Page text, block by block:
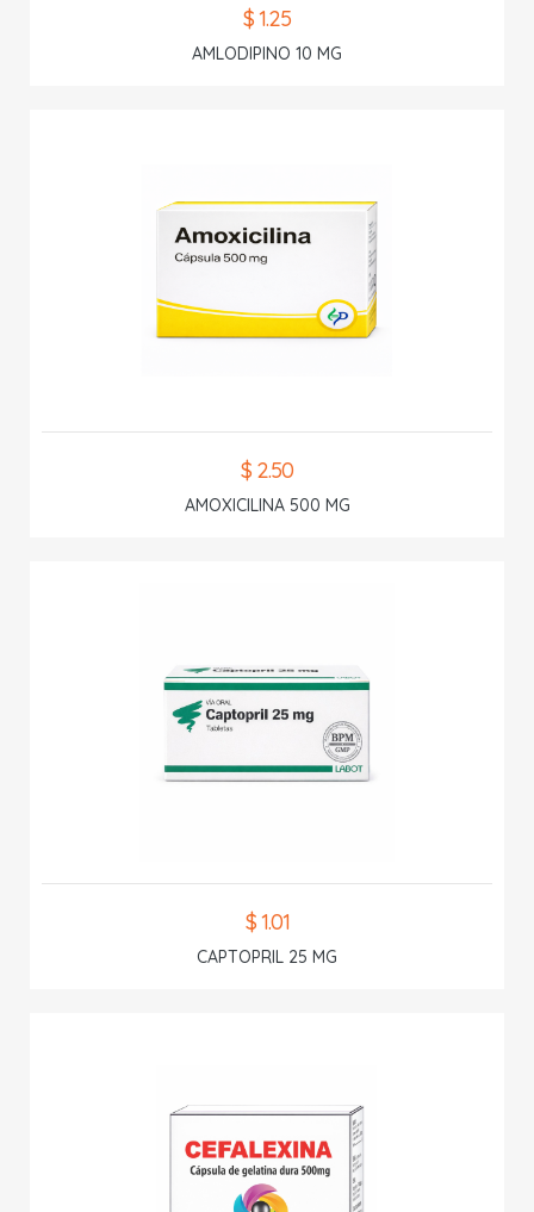
$ 1.25
AMLODIPINO 10 MG
$ 2.50
AMOXICILINA 500 MG
$ 1.01
CAPTOPRIL 25 MG